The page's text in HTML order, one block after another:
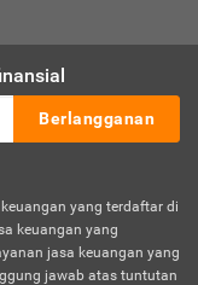
Berlangganan
yang terdaftar di
keuangan yang
jasa keuangan yang
jawab atas tuntutan